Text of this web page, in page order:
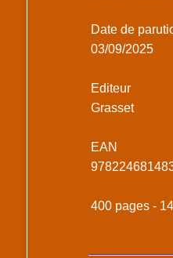
Date de
03/09/2025
Editeur
Grasset
EAN
400 pages -